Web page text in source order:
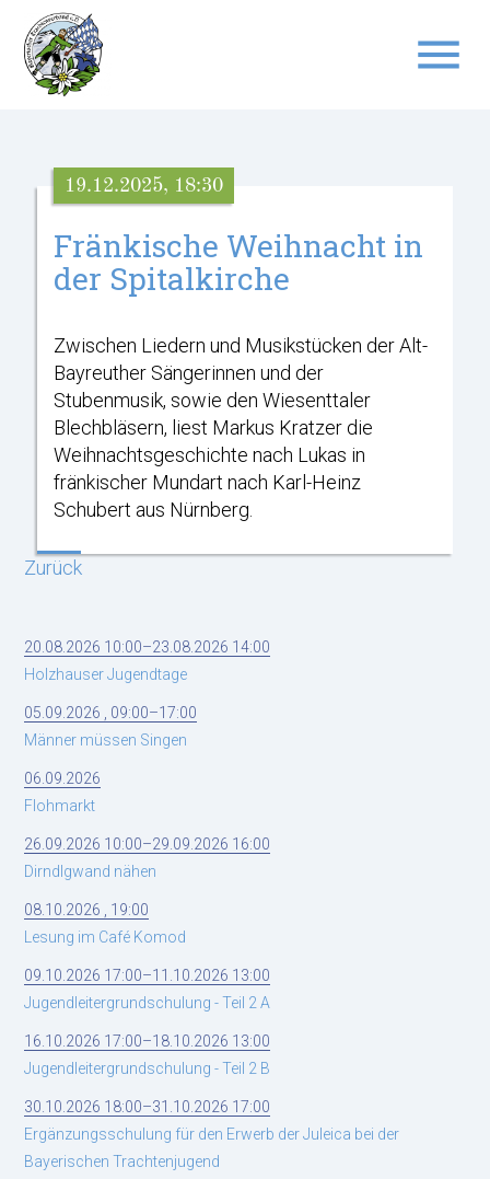
menu
Suchbegriffe
Fränkische Weihnacht in
der Spitalkirche
19.12.2025, 18:30
Zwischen Liedern und Musikstücken der Alt-
Bayreuther Sängerinnen und der
Stubenmusik, sowie den Wiesenttaler
Blechbläsern, liest Markus Kratzer die
Weihnachtsgeschichte nach Lukas in
fränkischer Mundart nach Karl-Heinz
Schubert aus Nürnberg.
Zurück
20.08.2026 10:00–23.08.2026 14:00
Holzhauser Jugendtage
05.09.2026 , 09:00–17:00
Männer müssen Singen
06.09.2026
Flohmarkt
26.09.2026 10:00–29.09.2026 16:00
Dirndlgwand nähen
08.10.2026 , 19:00
Lesung im Café Komod
09.10.2026 17:00–11.10.2026 13:00
Jugendleitergrundschulung - Teil 2 A
16.10.2026 17:00–18.10.2026 13:00
Jugendleitergrundschulung - Teil 2 B
30.10.2026 18:00–31.10.2026 17:00
Ergänzungsschulung für den Erwerb der Juleica bei der
Bayerischen Trachtenjugend